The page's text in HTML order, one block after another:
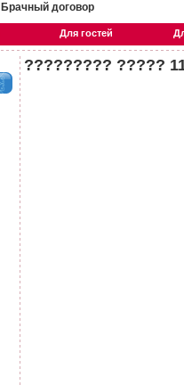
Брачный договор
Для гостей
????????? ?????